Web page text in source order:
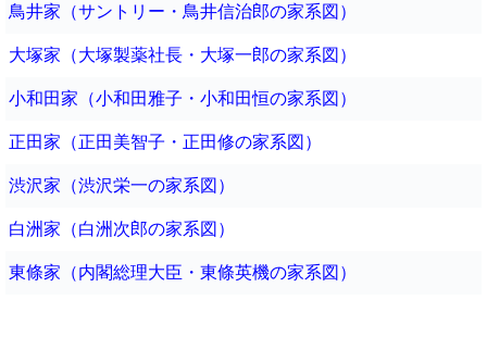
鳥井家（サントリー・鳥井信治郎の家系図）
大塚家（大塚製薬社長・大塚一郎の家系図）
小和田家（小和田雅子・小和田恒の家系図）
正田家（正田美智子・正田修の家系図）
渋沢家（渋沢栄一の家系図）
白洲家（白洲次郎の家系図）
東條家（内閣総理大臣・東條英機の家系図）